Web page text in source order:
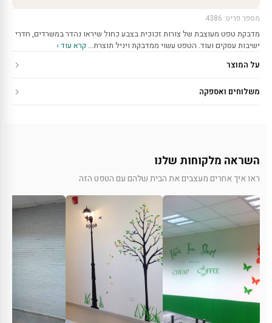
מספר פריט: 4386
מדבקת טפט מעוצבת של צורות זכוכית בצבע כחול שיראו נהדר במשרדים, חדרי
ישיבות עסקים ועוד. הטפט עשוי ממדבקת ויניל תוצרת… קרא עוד ›
על המוצר
משלוחים ואספקה
השראה מלקוחות שלנו
ראו איך אחרים מעצבים את הבית שלהם עם הטפט הזה